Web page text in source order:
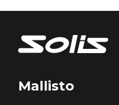
Mallisto